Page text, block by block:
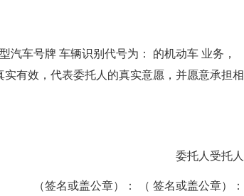
汽车号牌 车辆识别代号为： 的机动车 业务，
有效，代表委托人的真实意愿，并愿意承担相
委托人受托人
（签名或盖公章）： （ 签名或盖公章）：